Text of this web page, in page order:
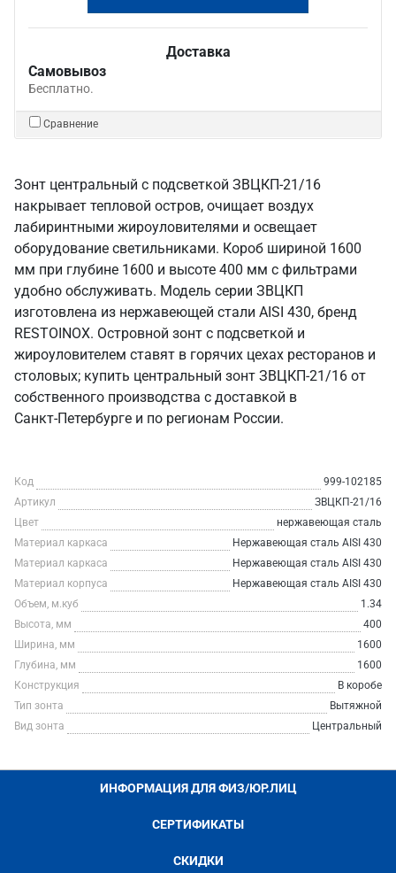
Доставка
Самовывоз
Бесплатно.
Сравнение
Зонт центральный с подсветкой ЗВЦКП-21/16
накрывает тепловой остров, очищает воздух
лабиринтными жироуловителями и освещает
оборудование светильниками. Короб шириной 1600
мм при глубине 1600 и высоте 400 мм с фильтрами
удобно обслуживать. Модель серии ЗВЦКП
изготовлена из нержавеющей стали AISI 430, бренд
RESTOINOX. Островной зонт с подсветкой и
жироуловителем ставят в горячих цехах ресторанов и
столовых; купить центральный зонт ЗВЦКП-21/16 от
собственного производства с доставкой в
Санкт‑Петербурге и по регионам России.
Код
999-102185
Артикул
ЗВЦКП-21/16
Цвет
нержавеющая сталь
Материал каркаса
Нержавеющая сталь AISI 430
Материал каркаса
Нержавеющая сталь AISI 430
Материал корпуса
Нержавеющая сталь AISI 430
Объем, м.куб
1.34
Высота, мм
400
Ширина, мм
1600
Глубина, мм
1600
Конструкция
В коробе
Тип зонта
Вытяжной
Вид зонта
Центральный
ИНФОРМАЦИЯ ДЛЯ ФИЗ/ЮР.ЛИЦ
СЕРТИФИКАТЫ
СКИДКИ